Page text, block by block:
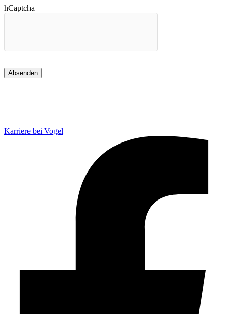
hCaptcha
Karriere bei Vogel